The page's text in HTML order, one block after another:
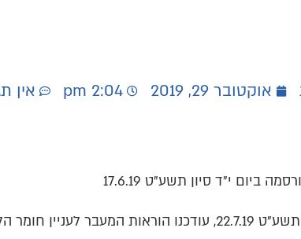
אוקטובר 29, 2019 2:04 pm אין
י"ד סיון תשע"ט 17.6.19
בהתאם להחלטת מועצת הרבנות הראשית מיום י"ט תמוז תשע"ט